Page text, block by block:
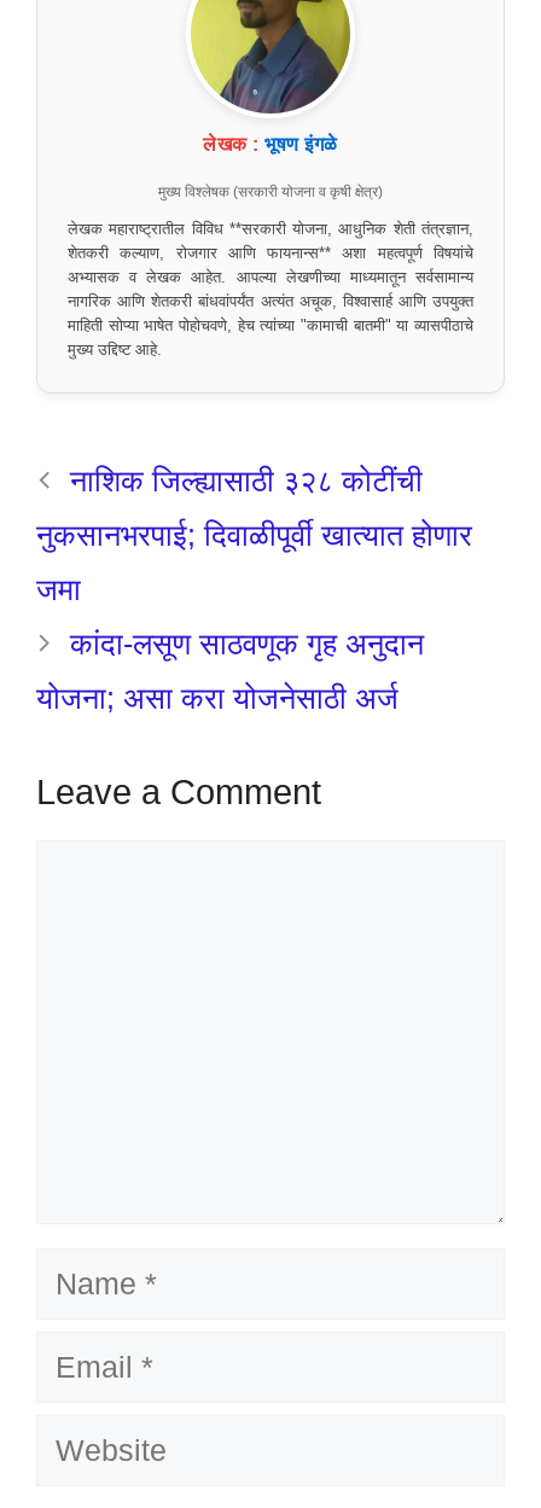
लेखक : भूषण इंगळे
मुख्य विश्लेषक (सरकारी योजना व कृषी क्षेत्र)
लेखक महाराष्ट्रातील विविध **सरकारी योजना, आधुनिक शेती तंत्रज्ञान,
शेतकरी कल्याण, रोजगार आणि फायनान्स** अशा महत्वपूर्ण विषयांचे
अभ्यासक व लेखक आहेत. आपल्या लेखणीच्या माध्यमातून सर्वसामान्य
नागरिक आणि शेतकरी बांधवांपर्यंत अत्यंत अचूक, विश्वासार्ह आणि उपयुक्त
माहिती सोप्या भाषेत पोहोचवणे, हेच त्यांच्या "कामाची बातमी" या व्यासपीठाचे
मुख्य उद्दिष्ट आहे.
नाशिक जिल्ह्यासाठी ३२८ कोटींची
नुकसानभरपाई; दिवाळीपूर्वी खात्यात होणार
जमा
कांदा-लसूण साठवणूक गृह अनुदान
योजना; असा करा योजनेसाठी अर्ज
Leave a Comment
Name
Email
Website